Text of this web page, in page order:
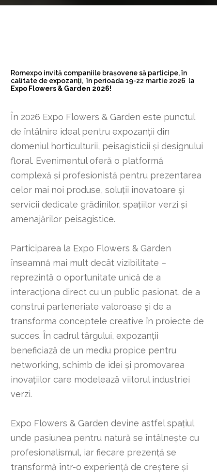
Romexpo invită companiile brașovene să participe, în
calitate de expozanți, în perioada 19-22 martie 2026 la
Expo Flowers & Garden 2026!
În 2026 Expo Flowers & Garden este punctul
de întâlnire ideal pentru expozanții din
domeniul horticulturii, peisagisticii și designului
floral. Evenimentul oferă o platformă
complexă și profesionistă pentru prezentarea
celor mai noi produse, soluții inovatoare și
servicii dedicate grădinilor, spațiilor verzi și
amenajărilor peisagistice.
Participarea la Expo Flowers & Garden
înseamnă mai mult decât vizibilitate –
reprezintă o oportunitate unică de a
interacționa direct cu un public pasionat, de a
construi parteneriate valoroase și de a
transforma conceptele creative în proiecte de
succes. În cadrul târgului, expozanții
beneficiază de un mediu propice pentru
networking, schimb de idei și promovarea
inovațiilor care modelează viitorul industriei
verzi.
Expo Flowers & Garden devine astfel spațiul
unde pasiunea pentru natură se întâlnește cu
profesionalismul, iar fiecare prezență se
transformă într-o experiență de creștere și